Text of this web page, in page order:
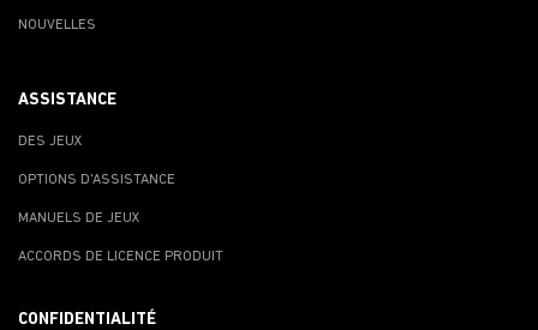
NOUVELLES
ASSISTANCE
DES JEUX
OPTIONS D'ASSISTANCE
MANUELS DE JEUX
ACCORDS DE LICENCE PRODUIT
CONFIDENTIALITÉ